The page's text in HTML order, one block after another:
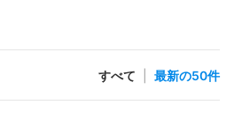
すべて 最新の50件